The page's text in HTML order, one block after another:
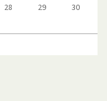
28 29
30